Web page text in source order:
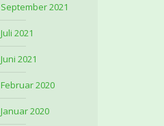
September 2021
Juli 2021
Juni 2021
Februar 2020
Januar 2020